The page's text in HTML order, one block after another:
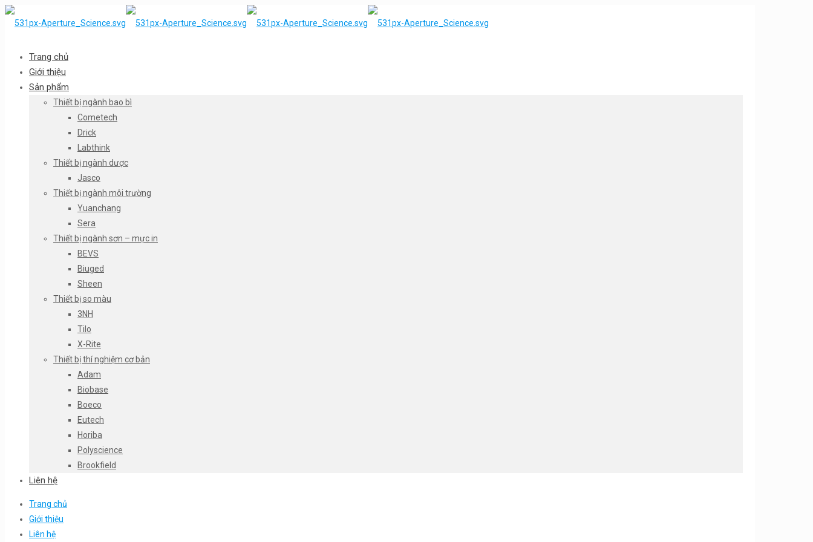
Trang chủ
Giới thiệu
Sản phẩm
Thiết bị ngành bao bì
Cometech
Drick
Labthink
Thiết bị ngành dược
Jasco
Thiết bị ngành môi trường
Yuanchang
Sera
Thiết bị ngành sơn – mực in
BEVS
Biuged
Sheen
Thiết bị so màu
3NH
Tilo
X-Rite
Thiết bị thí nghiệm cơ bản
Adam
Biobase
Boeco
Eutech
Horiba
Polyscience
Brookfield
Liên hệ
Trang chủ
Giới thiệu
Liên hệ